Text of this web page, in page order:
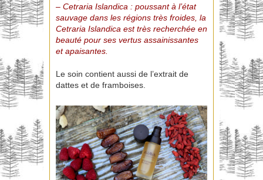
– Cetraria Islandica : poussant à l’état
sauvage dans les régions très froides, la
Cetraria Islandica est très recherchée en
beauté pour ses vertus assainissantes
et apaisantes.
Le soin contient aussi de l’extrait de
dattes et de framboises.